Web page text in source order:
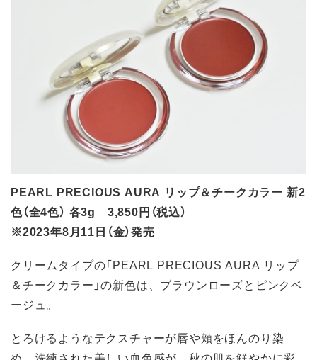
PEARL PRECIOUS AURA リップ＆チークカラー 新2
色（全4色） 各3g 3,850円（税込）
※2023年8月11日（金）発売
クリームタイプの「PEARL PRECIOUS AURA リップ
＆チークカラー」の新色は、ブラウンローズとピンクベ
ージュ。
とろけるようなテクスチャーが唇や頬をほんのり染